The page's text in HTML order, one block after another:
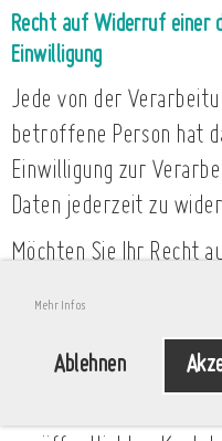
Mehr Infos
Ablehnen
Recht auf Widerruf einer
Einwilligung
Jede von der
betroffene Person hat
Einwilligung zur
Daten jederzeit zu
Möchten Sie Ihr Recht
geltend machen,
unseren
Datenschutzerklärung
Der Nutzung von im